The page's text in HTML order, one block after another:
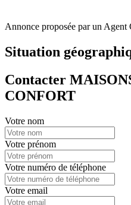
Annonce proposée par un Agent
Situation
Contacter
CONFORT
Votre nom
Votre prénom
Votre numéro de téléphone
Votre email